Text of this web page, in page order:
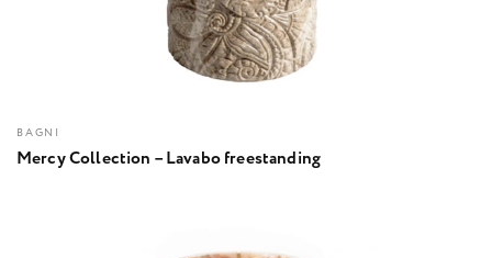
BAGNI
Mercy Collection – Lavabo freestanding